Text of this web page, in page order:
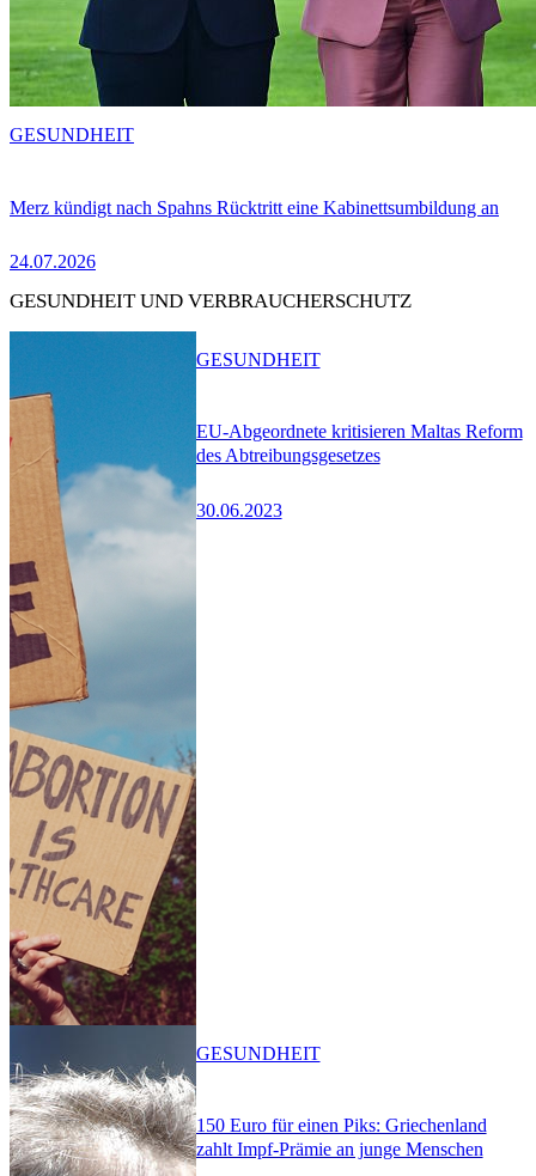
Merz kündigt nach Spahns Rücktritt eine Kabinettsumbildung an
24.07.2026
GESUNDHEIT
GESUNDHEIT UND VERBRAUCHERSCHUTZ
EU-Abgeordnete kritisieren Maltas Reform
des Abtreibungsgesetzes
30.06.2023
GESUNDHEIT
150 Euro für einen Piks: Griechenland
zahlt Impf-Prämie an junge Menschen
GESUNDHEIT